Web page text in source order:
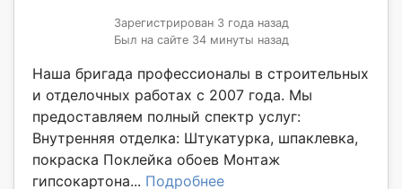
Зарегистрирован 3 года назад
Был на сайте 34 минуты назад
Наша бригада профессионалы в строительных
и отделочных работах с 2007 года. Мы
предоставляем полный спектр услуг:
Внутренняя отделка: Штукатурка, шпаклевка,
покраска Поклейка обоев Монтаж
гипсокартона... Подробнее